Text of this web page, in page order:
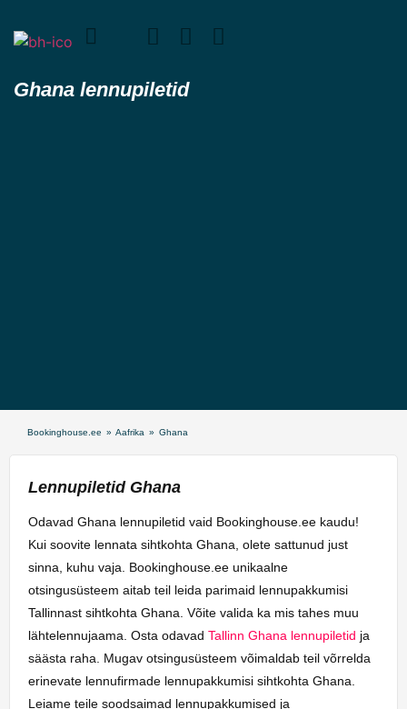
Ghana lennupiletid
Bookinghouse.ee » Aafrika » Ghana
Lennupiletid Ghana
Odavad Ghana lennupiletid vaid Bookinghouse.ee kaudu!
Kui soovite lennata sihtkohta Ghana, olete sattunud just
sinna, kuhu vaja. Bookinghouse.ee unikaalne
otsingusüsteem aitab teil leida parimaid lennupakkumisi
Tallinnast sihtkohta Ghana. Võite valida ka mis tahes muu
lähtelennujaama. Osta odavad Tallinn Ghana lennupiletid ja
säästa raha. Mugav otsingusüsteem võimaldab teil võrrelda
erinevate lennufirmade lennupakkumisi sihtkohta Ghana.
Leiame teile soodsaimad lennupakkumised ja